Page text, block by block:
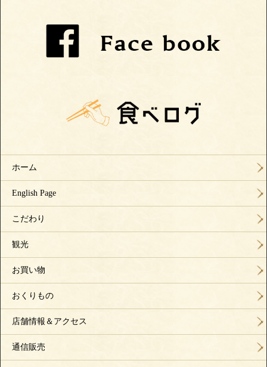
ホーム
English Page
こだわり
観光
お買い物
おくりもの
店舗情報＆アクセス
通信販売